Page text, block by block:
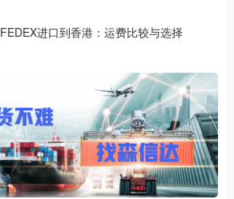
进口到香港：运费比较与选择